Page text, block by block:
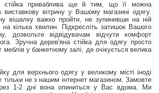
стійка приваблива ще й тим, що її можна
виставкову вітрину у Вашому магазині одягу.
вішалку важко пройти, не зупинивши на ній
кілька хвилин. Підкресліть затишок Вашого
дозвольте відвідувачам відчути комфорт
Зручна дерев'яна стійка для одягу просто
меблів у банкетному залі, де очікується велика
для верхнього одягу у великому місті іноді
тільки не з нашим інтернет магазином. Замовте
1-2 дні вона опиниться у Вас вдома. Ми